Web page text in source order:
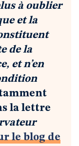
à oublier
et la
de la
et n’en
la lettre
le blog de